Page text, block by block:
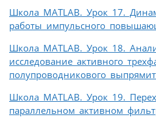
Школа MATLAB. Урок 17.
работы импульсного
Школа MATLAB. Урок 18.
исследование активного
полупроводникового
Школа MATLAB. Урок 19.
параллельном активном